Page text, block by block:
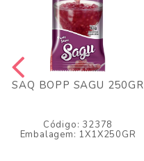
SAQ BOPP SAGU 250GR
Código: 32378
Embalagem: 1X1X250GR